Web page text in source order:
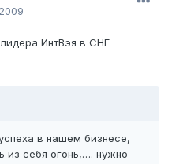
ИнтВэя в СНГ
в нашем бизнесе,
из себя огонь,…. нужно